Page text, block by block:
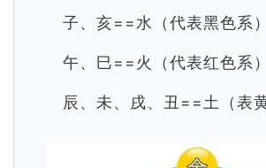
子、亥==水（代表黑色系）
午、巳==火（代表红色系）
辰、未、戌、丑==土（表